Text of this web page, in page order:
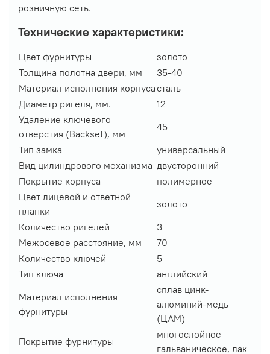
розничную сеть.
Технические характеристики:
Цвет фурнитуры
золото
Толщина полотна двери, мм
35-40
Материал исполнения корпуса сталь
Диаметр ригеля, мм.
12
Удаление ключевого
отверстия (Backset), мм
45
Тип замка
универсальный
Вид цилиндрового механизма двусторонний
Покрытие корпуса
полимерное
Цвет лицевой и ответной
планки
золото
Количество ригелей
3
Межосевое расстояние, мм
70
Количество ключей
5
Тип ключа
английский
Материал исполнения
фурнитуры
сплав цинк-
алюминий-медь
(ЦАМ)
Покрытие фурнитуры
многослойное
гальваническое, лак